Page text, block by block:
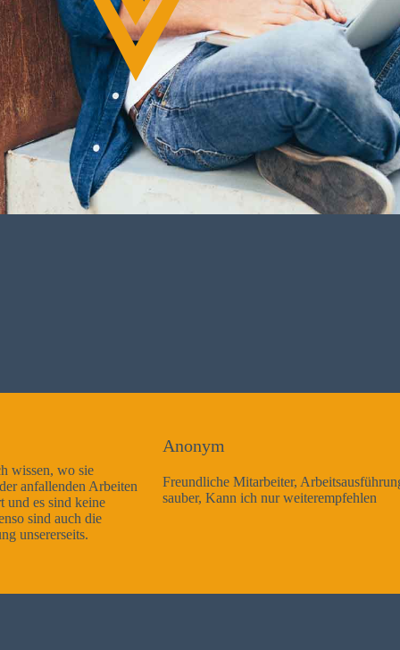
Freundliche Mitarbeiter, Arbeitsausführung sehr gut und sehr
sauber, Kann ich nur weiterempfehlen